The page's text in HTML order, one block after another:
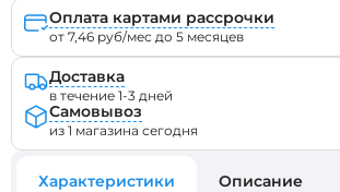
Характеристики Описание
Оплата картами рассрочки
от 7,46 руб/мес до 5 месяцев
Доставка
в течение 1-3 дней
Самовывоз
из 1 магазина сегодня